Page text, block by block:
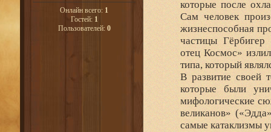
Онлайн всего: 1
Гостей: 1
Пользователей: 0
которые после
Сам человек
жизнеспособная
частицы Гёрбигер
отец Космос»
типа, который
В развитие своей
которые были
мифологические
великанов»
самые катаклизмы